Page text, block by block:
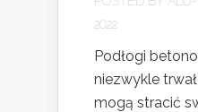
2022
Podłogi
niezwykle
mogą stracić